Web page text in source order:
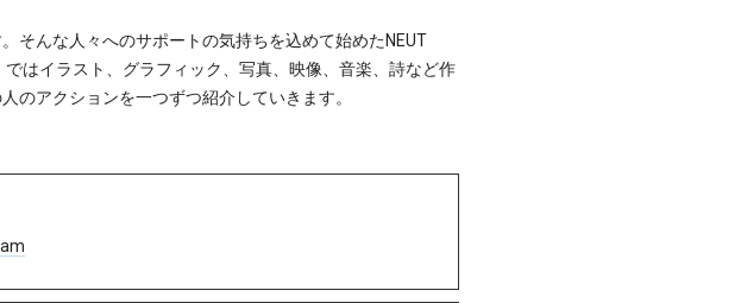
そんな人々へのサポートの気持ちを込めて始めたNEUT
はイラスト、グラフィック、写真、映像、音楽、詩など作
のアクションを一つずつ紹介していきます。